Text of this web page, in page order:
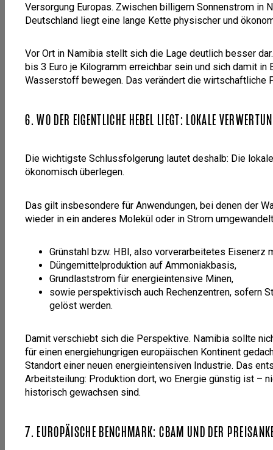
Versorgung Europas. Zwischen billigem Sonnenstrom in
Deutschland liegt eine lange Kette physischer und
Vor Ort in Namibia stellt sich die Lage deutlich besser
bis 3 Euro je Kilogramm erreichbar sein und sich damit in
Wasserstoff bewegen. Das verändert die wirtschaftliche
6. WO DER EIGENTLICHE HEBEL LIEGT: LOKALE
Die wichtigste Schlussfolgerung lautet deshalb: Die
ökonomisch überlegen.
Das gilt insbesondere für Anwendungen, bei denen der
wieder in ein anderes Molekül oder in Strom
Grünstahl bzw. HBI, also vorverarbeitetes Eisenerz
Düngemittelproduktion auf Ammoniakbasis,
Grundlaststrom für energieintensive Minen,
sowie perspektivisch auch Rechenzentren, sofern
gelöst werden.
Damit verschiebt sich die Perspektive. Namibia sollte
für einen energiehungrigen europäischen Kontinent
Standort einer neuen energieintensiven Industrie. Das
Arbeitsteilung: Produktion dort, wo Energie günstig ist –
historisch gewachsen sind.
7. EUROPÄISCHE BENCHMARK: CBAM UND DER